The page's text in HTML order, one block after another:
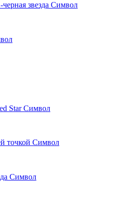
звезда Символ
Star Символ
точкой Символ
Символ